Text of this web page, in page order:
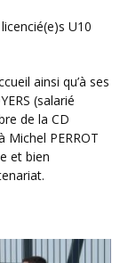
(salarié
de la CD
Michel PERROT
et bien